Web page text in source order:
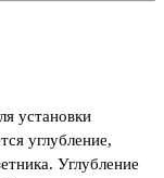
установки
углубление,
Углубление